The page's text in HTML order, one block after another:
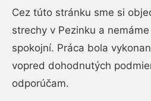
Cez túto stránku sme si
strechy v Pezinku a
spokojní. Práca bola
vopred dohodnutých
odporúčam.